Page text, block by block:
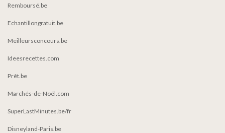
Remboursé.be
Echantillongratuit.be
Meilleursconcours.be
Ideesrecettes.com
Prêt.be
Marchés-de-Noël.com
SuperLastMinutes.be/fr
Disneyland-Paris.be